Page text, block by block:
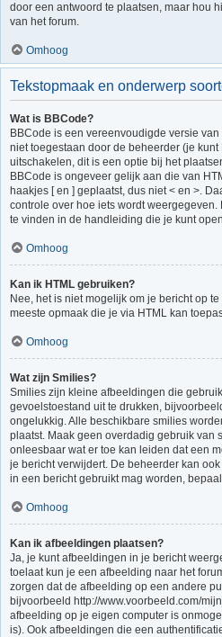
door een antwoord te plaatsen, maar hou
van het forum.
Omhoog
Tekstopmaak en onderwerp
Wat is BBCode?
BBCode is een vereenvoudigde versie
niet toegestaan door de beheerder (je
uitschakelen, dit is een optie bij het
BBCode is ongeveer gelijk aan die van
haakjes [ en ] geplaatst, dus niet < en >.
controle over hoe iets wordt
te vinden in de handleiding die je kunt
Omhoog
Kan ik HTML gebruiken?
Nee, het is niet mogelijk om je bericht op
meeste opmaak die je via HTML kan
Omhoog
Wat zijn Smilies?
Smilies zijn kleine afbeeldingen die
gevoelstoestand uit te drukken,
ongelukkig. Alle beschikbare smilies
plaatst. Maak geen overdadig gebruik van
onleesbaar wat er toe kan leiden dat een
je bericht verwijdert. De beheerder kan
in een bericht gebruikt mag worden,
Omhoog
Kan ik afbeeldingen plaatsen?
Ja, je kunt afbeeldingen in je bericht
toelaat kun je een afbeelding naar het
zorgen dat de afbeelding op een andere
bijvoorbeeld http://www.voorbeeld.com/
afbeelding op je eigen computer is
is). Ook afbeeldingen die een